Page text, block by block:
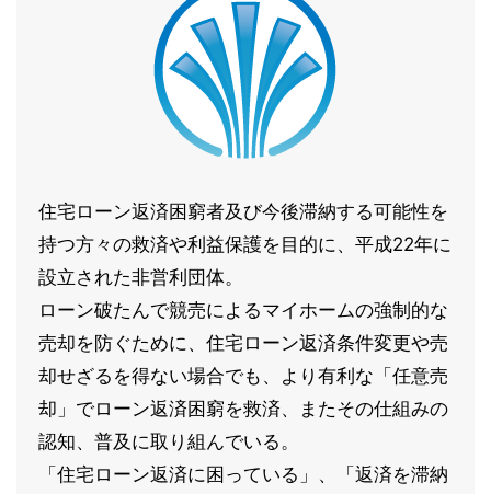
住宅ローン返済困窮者及び今後滞納する可能性を
持つ方々の救済や利益保護を目的に、平成22年に
設立された非営利団体。
ローン破たんで競売によるマイホームの強制的な
売却を防ぐために、住宅ローン返済条件変更や売
却せざるを得ない場合でも、より有利な「任意売
却」でローン返済困窮を救済、またその仕組みの
認知、普及に取り組んでいる。
「住宅ローン返済に困っている」、「返済を滞納